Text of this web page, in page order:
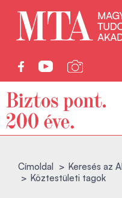
Címoldal
Keresés az
Köztestületi tagok